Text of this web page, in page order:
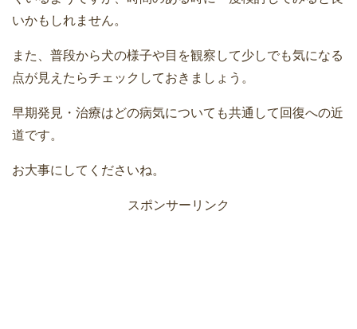
いかもしれません。
また、普段から犬の様子や目を観察して少しでも気になる
点が見えたらチェックしておきましょう。
早期発見・治療はどの病気についても共通して回復への近
道です。
お大事にしてくださいね。
スポンサーリンク